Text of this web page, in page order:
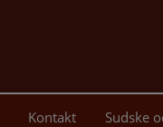
Kontakt Sudske